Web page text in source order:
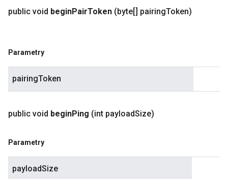
public void beginPairToken (byte[] pairingToken)
Parametry
pairingToken
public void beginPing (int payloadSize)
Parametry
payloadSize